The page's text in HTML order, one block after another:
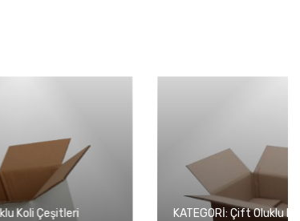
KATEGORİ: Çift Oluklu Koli Çeşitleri